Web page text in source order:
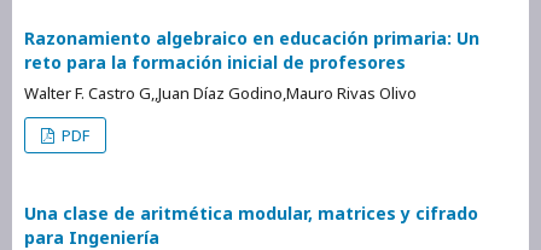
Razonamiento algebraico en educación primaria: Un
reto para la formación inicial de profesores
Walter F. Castro G,,Juan Díaz Godino,Mauro Rivas Olivo
PDF
Una clase de aritmética modular, matrices y cifrado
para Ingeniería